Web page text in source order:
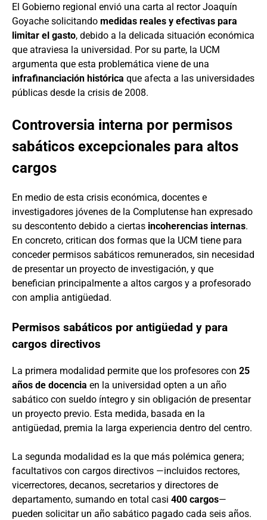
El Gobierno regional envió una carta al rector Joaquín
Goyache solicitando medidas reales y efectivas para
limitar el gasto, debido a la delicada situación económica
que atraviesa la universidad. Por su parte, la UCM
argumenta que esta problemática viene de una
infrafinanciación histórica que afecta a las universidades
públicas desde la crisis de 2008.
Controversia interna por permisos
sabáticos excepcionales para altos
cargos
En medio de esta crisis económica, docentes e
investigadores jóvenes de la Complutense han expresado
su descontento debido a ciertas incoherencias internas.
En concreto, critican dos formas que la UCM tiene para
conceder permisos sabáticos remunerados, sin necesidad
de presentar un proyecto de investigación, y que
benefician principalmente a altos cargos y a profesorado
con amplia antigüedad.
Permisos sabáticos por antigüedad y para
cargos directivos
La primera modalidad permite que los profesores con 25
años de docencia en la universidad opten a un año
sabático con sueldo íntegro y sin obligación de presentar
un proyecto previo. Esta medida, basada en la
antigüedad, premia la larga experiencia dentro del centro.
La segunda modalidad es la que más polémica genera;
facultativos con cargos directivos —incluidos rectores,
vicerrectores, decanos, secretarios y directores de
departamento, sumando en total casi 400 cargos—
pueden solicitar un año sabático pagado cada seis años.